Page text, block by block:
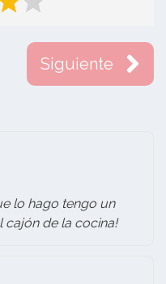
Siguiente
lo hago tengo un
cajón de la cocina!